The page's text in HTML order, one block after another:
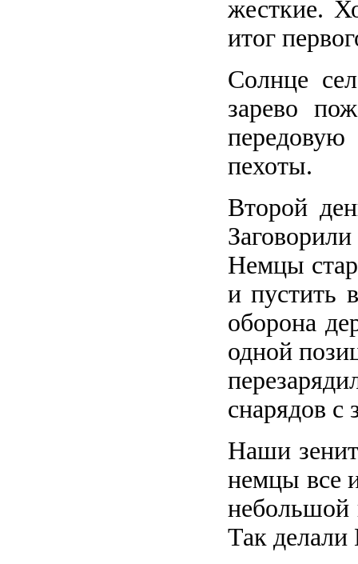
жесткие.
итог
Солнце
зарево
пехоты.
Второй
Немцы
и пустить
оборона
одной
снарядов с
Наши
немцы все
небольшой
Так